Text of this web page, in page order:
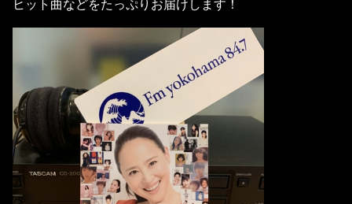
ヒット曲などをたっぷりお届けします！